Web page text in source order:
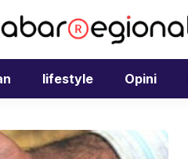
lifestyle Opini